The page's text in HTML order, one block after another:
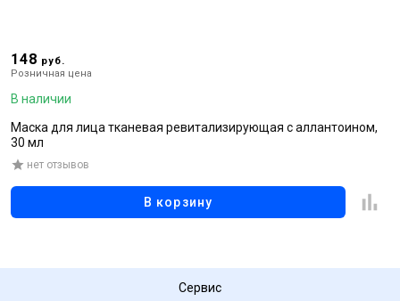
148 руб.
Розничная цена
В наличии
Маска для лица тканевая ревитализирующая с аллантоином,
30 мл
нет отзывов
В корзину
Сервис